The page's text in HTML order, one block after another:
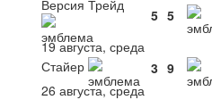
Версия Трейд
5 5
19 августа, среда
Стайер
3 9
26 августа, среда